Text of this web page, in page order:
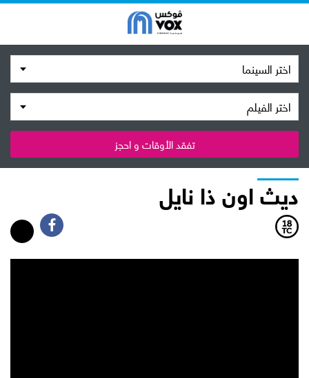
اختر السينما
اختر الفيلم
تفقد الأوقات و احجز
ديث اون ذا نايل